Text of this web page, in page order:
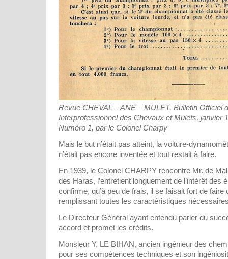
Revue CHEVAL – ANE – MULET, Bulletin Officiel
Interprofessionnel des Chevaux et Mulets, janvier
Numéro 1, par le Colonel Charpy
Mais le but n’était pas atteint, la voiture-
n’était pas encore inventée et tout restait à faire.
En 1939, le Colonel CHARPY rencontre Mr. de
des Haras, l’entretient longuement de l’intérêt des
confirme, qu’à peu de frais, il se faisait fort de
remplissant toutes les caractéristiques
Le Directeur Général ayant entendu parler du
accord et promet les crédits.
Monsieur Y. LE BIHAN, ancien ingénieur des
pour ses compétences techniques et son